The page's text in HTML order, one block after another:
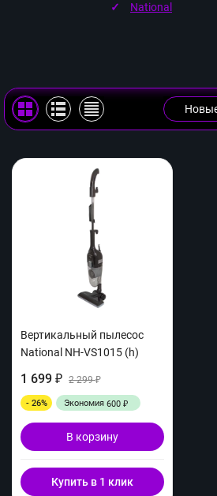
National
Вертикальный пылесос
National NH-VS1015 (h)
1 699 ₽ 2 299₽
- 26% Экономия 600 ₽
В корзину
Купить в 1 клик